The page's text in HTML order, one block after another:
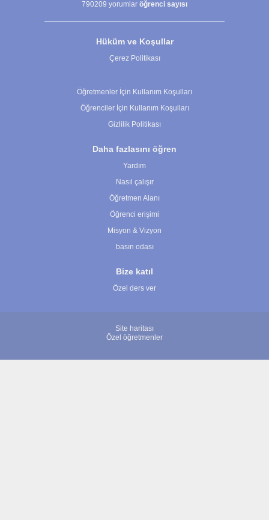
790209 yorumlar öğrenci sayısı
Hüküm ve Koşullar
Çerez Politikası
Öğretmenler İçin Kullanım Koşulları
Öğrenciler İçin Kullanım Koşulları
Gizlilik Politikası
Daha fazlasını öğren
Yardım
Nasıl çalışır
Öğretmen Alanı
Öğrenci erişimi
Misyon & Vizyon
basın odası
Bize katıl
Özel ders ver
Site haritası
Özel öğretmenler